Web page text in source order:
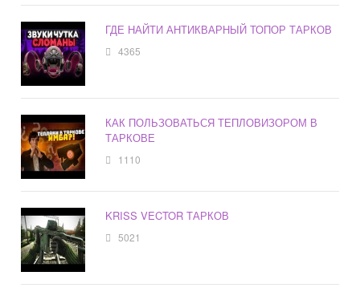
ГДЕ НАЙТИ АНТИКВАРНЫЙ ТОПОР ТАРКОВ
4365
КАК ПОЛЬЗОВАТЬСЯ ТЕПЛОВИЗОРОМ В
ТАРКОВЕ
1110
KRISS VECTOR ТАРКОВ
5021